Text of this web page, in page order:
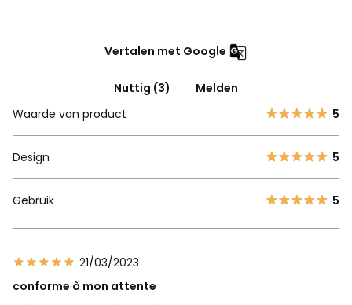
Vertalen met Google
Nuttig (3)
Melden
Waarde van product
5
Design 5
Gebruik 5
21/03/2023
conforme à mon attente